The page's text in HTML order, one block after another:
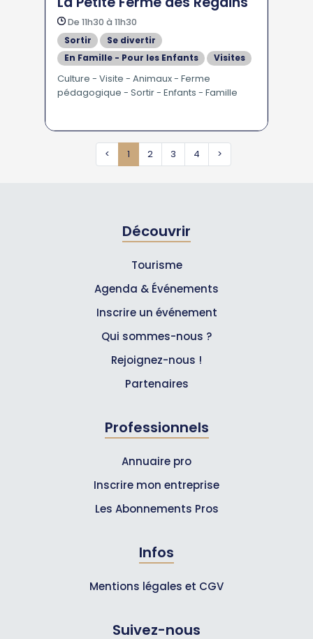
De 11h30 à 11h30
Sortir
Se divertir
En Famille - Pour les Enfants
Visites
Culture - Visite - Animaux - Ferme
pédagogique - Sortir - Enfants - Famille
< 1 2 3 4 >
Découvrir
Tourisme
Agenda & Événements
Inscrire un événement
Qui sommes-nous ?
Rejoignez-nous !
Partenaires
Professionnels
Annuaire pro
Inscrire mon entreprise
Les Abonnements Pros
Infos
Mentions légales et CGV
Suivez-nous